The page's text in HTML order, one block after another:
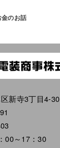
のお話
新寺3丁目4-30
～17：30